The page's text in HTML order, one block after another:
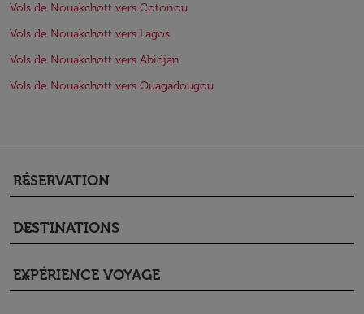
Vols de Nouakchott vers Cotonou
Vols de Nouakchott vers Lagos
Vols de Nouakchott vers Abidjan
Vols de Nouakchott vers Ouagadougou
RÉSERVATION
keyboard_arrow_down
DESTINATIONS
keyboard_arrow_down
EXPÉRIENCE VOYAGE
keyboard_arrow_down